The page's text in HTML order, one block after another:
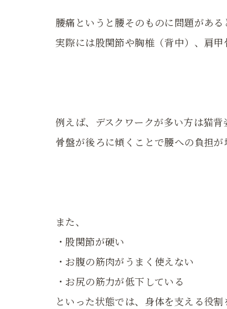
腰痛というと腰そのものに問題がある
実際には股関節や胸椎（背中）、肩
例えば、デスクワークが多い方は猫背
骨盤が後ろに傾くことで腰への負担が
また、
・股関節が硬い
・お腹の筋肉がうまく使えない
・お尻の筋力が低下している
といった状態では、身体を支える役